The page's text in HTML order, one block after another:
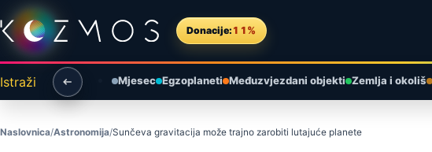
Preskoči na sadržaj
Donacije: 11%
Istraži Mjesec Egzoplaneti Međuzvjezdani objekti Zemlja i okoliš
Naslovnica Astronomija Sunčeva gravitacija može trajno zarobiti lutajuće planete